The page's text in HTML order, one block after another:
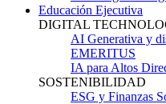
Educación Ejecutiva
DIGITAL
AI Generativa y
EMERITUS
IA para Altos
SOSTENIBILIDAD
ESG y Finanzas